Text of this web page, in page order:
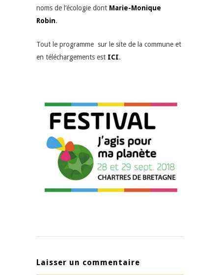
noms de l’écologie dont Marie-Monique
Robin.
Tout le programme sur le site de la commune et
en téléchargements est ICI.
Laisser un commentaire